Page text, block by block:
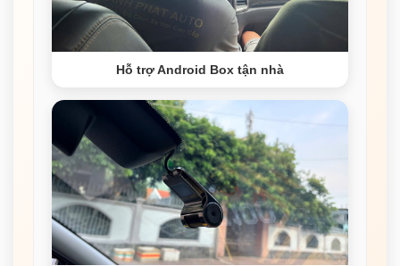
Hỗ trợ Android Box tận nhà